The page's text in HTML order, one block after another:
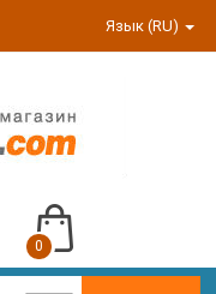
Язык (RU)
0